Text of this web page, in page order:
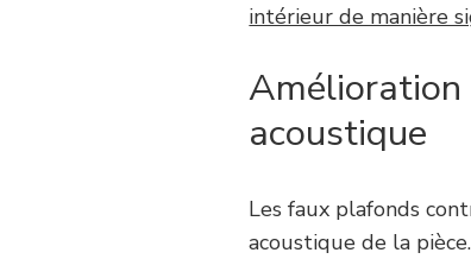
intérieur de manière
Amélioration
acoustique
Les faux plafonds
acoustique de la